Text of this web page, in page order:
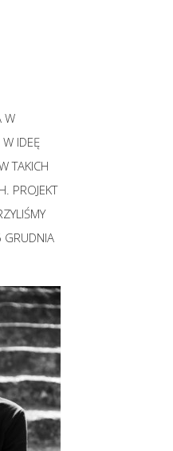
W
IDEĘ
TAKICH
PROJEKT
GRUDNIA